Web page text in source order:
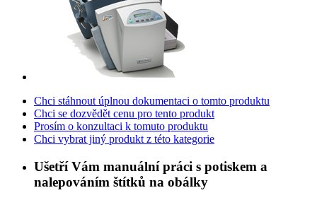
Chci stáhnout úplnou dokumentaci o tomto produktu
Chci se dozvědět cenu pro tento produkt
Prosím o konzultaci k tomuto produktu
Chci vybrat jiný produkt z této kategorie
Ušetří Vám manuální práci s potiskem a
nalepováním štítků na obálky